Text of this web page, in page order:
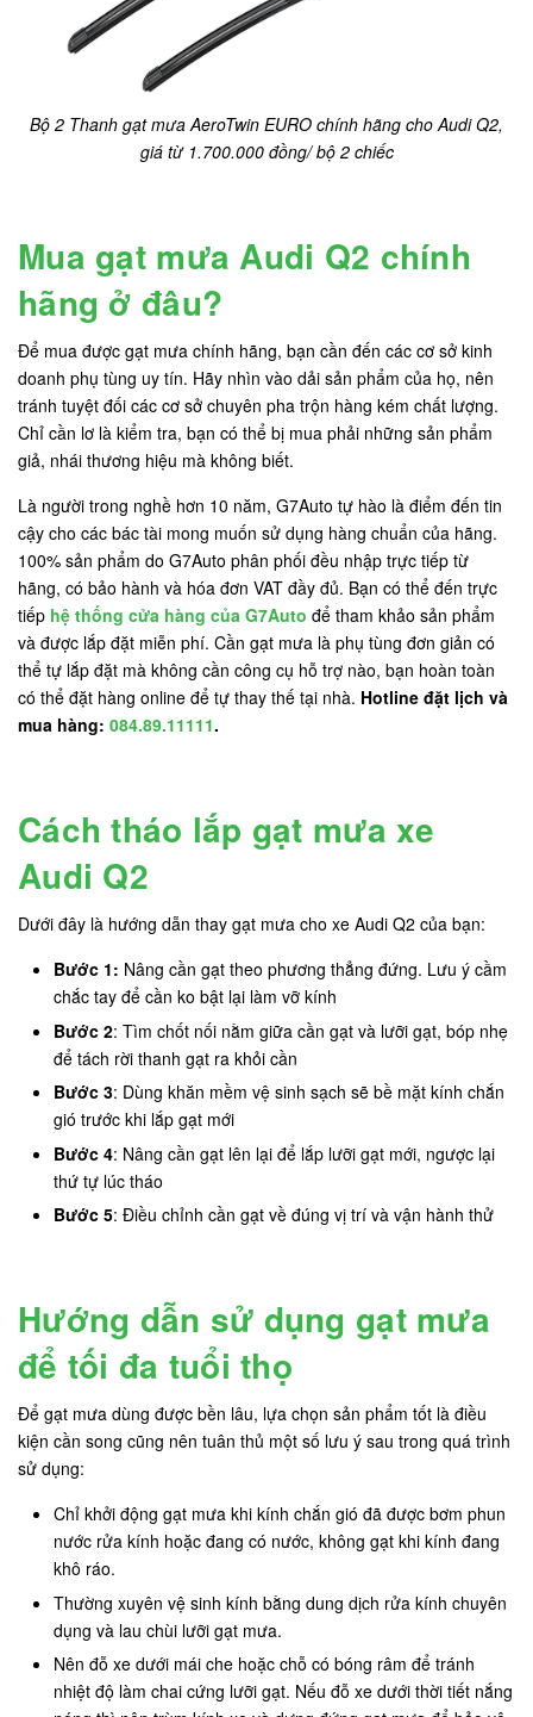
Bộ 2 Thanh gạt mưa AeroTwin EURO chính hãng cho Audi Q2,
giá từ 1.700.000 đồng/ bộ 2 chiếc
Mua gạt mưa Audi Q2 chính
hãng ở đâu?
Để mua được gạt mưa chính hãng, bạn cần đến các cơ sở kinh
doanh phụ tùng uy tín. Hãy nhìn vào dải sản phẩm của họ, nên
tránh tuyệt đối các cơ sở chuyên pha trộn hàng kém chất lượng.
Chỉ cần lơ là kiểm tra, bạn có thể bị mua phải những sản phẩm
giả, nhái thương hiệu mà không biết.
Là người trong nghề hơn 10 năm, G7Auto tự hào là điểm đến tin
cậy cho các bác tài mong muốn sử dụng hàng chuẩn của hãng.
100% sản phẩm do G7Auto phân phối đều nhập trực tiếp từ
hãng, có bảo hành và hóa đơn VAT đầy đủ. Bạn có thể đến trực
tiếp hệ thống cửa hàng của G7Auto để tham khảo sản phẩm
và được lắp đặt miễn phí. Cần gạt mưa là phụ tùng đơn giản có
thể tự lắp đặt mà không cần công cụ hỗ trợ nào, bạn hoàn toàn
có thể đặt hàng online để tự thay thế tại nhà. Hotline đặt lịch và
mua hàng: 084.89.11111.
Cách tháo lắp gạt mưa xe
Audi Q2
Dưới đây là hướng dẫn thay gạt mưa cho xe Audi Q2 của bạn:
Bước 1: Nâng cần gạt theo phương thẳng đứng. Lưu ý cầm
chắc tay để cần ko bật lại làm vỡ kính
Bước 2: Tìm chốt nối nằm giữa cần gạt và lưỡi gạt, bóp nhẹ
để tách rời thanh gạt ra khỏi cần
Bước 3: Dùng khăn mềm vệ sinh sạch sẽ bề mặt kính chắn
gió trước khi lắp gạt mới
Bước 4: Nâng cần gạt lên lại để lắp lưỡi gạt mới, ngược lại
thứ tự lúc tháo
Bước 5: Điều chỉnh cần gạt về đúng vị trí và vận hành thử
Hướng dẫn sử dụng gạt mưa
để tối đa tuổi thọ
Để gạt mưa dùng được bền lâu, lựa chọn sản phẩm tốt là điều
kiện cần song cũng nên tuân thủ một số lưu ý sau trong quá trình
sử dụng:
Chỉ khởi động gạt mưa khi kính chắn gió đã được bơm phun
nước rửa kính hoặc đang có nước, không gạt khi kính đang
khô ráo.
Thường xuyên vệ sinh kính bằng dung dịch rửa kính chuyên
dụng và lau chùi lưỡi gạt mưa.
Nên đỗ xe dưới mái che hoặc chỗ có bóng râm để tránh
nhiệt độ làm chai cứng lưỡi gạt. Nếu đỗ xe dưới thời tiết nắng